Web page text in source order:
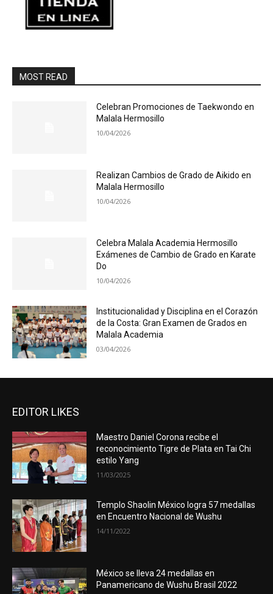
MOST READ
Celebran Promociones de Taekwondo en
Malala Hermosillo
10/04/2026
Realizan Cambios de Grado de Aikido en
Malala Hermosillo
10/04/2026
Celebra Malala Academia Hermosillo
Exámenes de Cambio de Grado en Karate
Do
10/04/2026
Institucionalidad y Disciplina en el Corazón
de la Costa: Gran Examen de Grados en
Malala Academia
03/04/2026
EDITOR LIKES
Maestro Daniel Corona recibe el
reconocimiento Tigre de Plata en Tai Chi
estilo Yang
11/03/2025
Templo Shaolin México logra 57 medallas
en Encuentro Nacional de Wushu
14/11/2022
México se lleva 24 medallas en
Panamericano de Wushu Brasil 2022